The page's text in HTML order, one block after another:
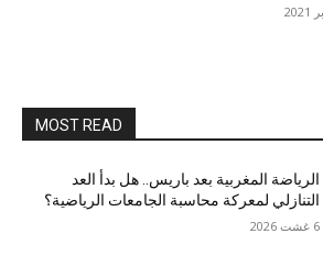
MOST READ
الرياضة المغربية بعد باريس.. هل بدأ العد
التنازلي لمعركة محاسبة الجامعات الرياضية؟
6 غشت 2026